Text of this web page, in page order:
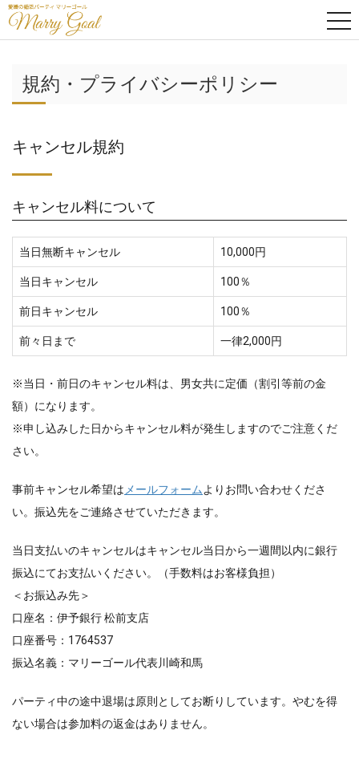
規約・プライバシーポリシー
キャンセル規約
キャンセル料について
当日無断キャンセル 10,000円
当日キャンセル 100％
前日キャンセル 100％
前々日まで 一律2,000円
※当日・前日のキャンセル料は、男女共に定価（割引等前の金
額）になります。
※申し込みした日からキャンセル料が発生しますのでご注意くだ
さい。
事前キャンセル希望は メールフォーム よりお問い合わせくださ
い。振込先をご連絡させていただきます。
当日支払いのキャンセルはキャンセル当日から一週間以内に銀行
振込にてお支払いください。（手数料はお客様負担）
＜お振込み先＞
口座名：伊予銀行 松前支店
口座番号：1764537
振込名義：マリーゴール代表川崎和馬
パーティ中の途中退場は原則としてお断りしています。やむを得
ない場合は参加料の返金はありません。